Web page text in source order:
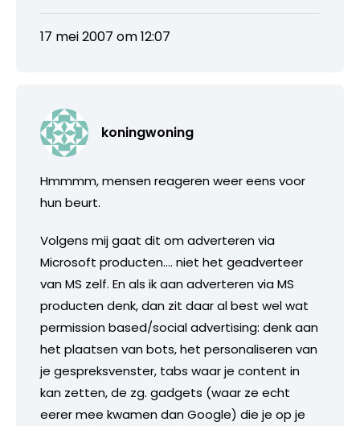
17 mei 2007 om 12:07
koningwoning
Hmmmm, mensen reageren weer eens voor
hun beurt.
Volgens mij gaat dit om adverteren via
Microsoft producten…. niet het geadverteer
van MS zelf. En als ik aan adverteren via MS
producten denk, dan zit daar al best wel wat
permission based/social advertising: denk aan
het plaatsen van bots, het personaliseren van
je gespreksvenster, tabs waar je content in
kan zetten, de zg. gadgets (waar ze echt
eerer mee kwamen dan Google) die je op je